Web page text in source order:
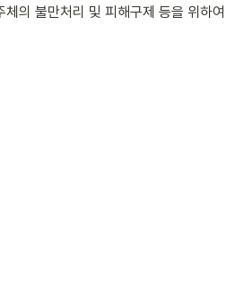
의 불만처리 및 피해구제 등을 위하